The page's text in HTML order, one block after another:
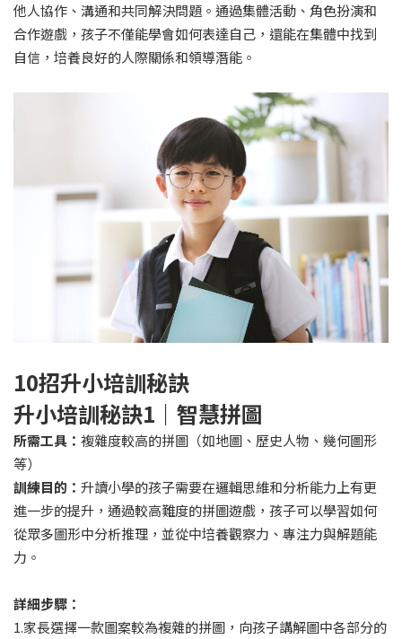
他人協作、溝通和共同解決問題。通過集體活動、角色扮演和
合作遊戲，孩子不僅能學會如何表達自己，還能在集體中找到
自信，培養良好的人際關係和領導潛能。
10招升小培訓秘訣
升小培訓秘訣1 ｜智慧拼圖
所需工具： 複雜度較高的拼圖（如地圖、歷史人物、幾何圖形
等）
訓練目的： 升讀小學的孩子需要在邏輯思維和分析能力上有更
進一步的提升，通過較高難度的拼圖遊戲，孩子可以學習如何
從眾多圖形中分析推理，並從中培養觀察力、專注力與解題能
力。
詳細步驟：
1.家長選擇一款圖案較為複雜的拼圖，向孩子講解圖中各部分的